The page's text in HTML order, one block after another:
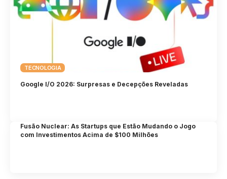
TECNOLOGIA
Google I/O 2026: Surpresas e Decepções Reveladas
Fusão Nuclear: As Startups que Estão Mudando o Jogo
com Investimentos Acima de $100 Milhões